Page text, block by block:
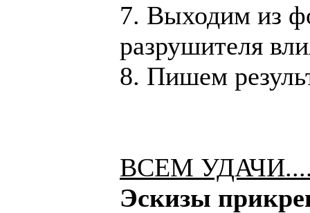
7. Выходим из
разрушителя
8. Пишем
ВСЕМ
Эскизы